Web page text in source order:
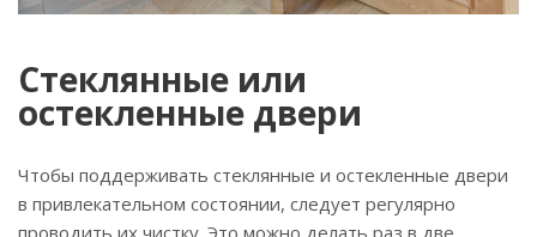
Стеклянные или
остекленные двери
Чтобы поддерживать стеклянные и остекленные двери
в привлекательном состоянии, следует регулярно
проводить их чистку. Это можно делать раз в две